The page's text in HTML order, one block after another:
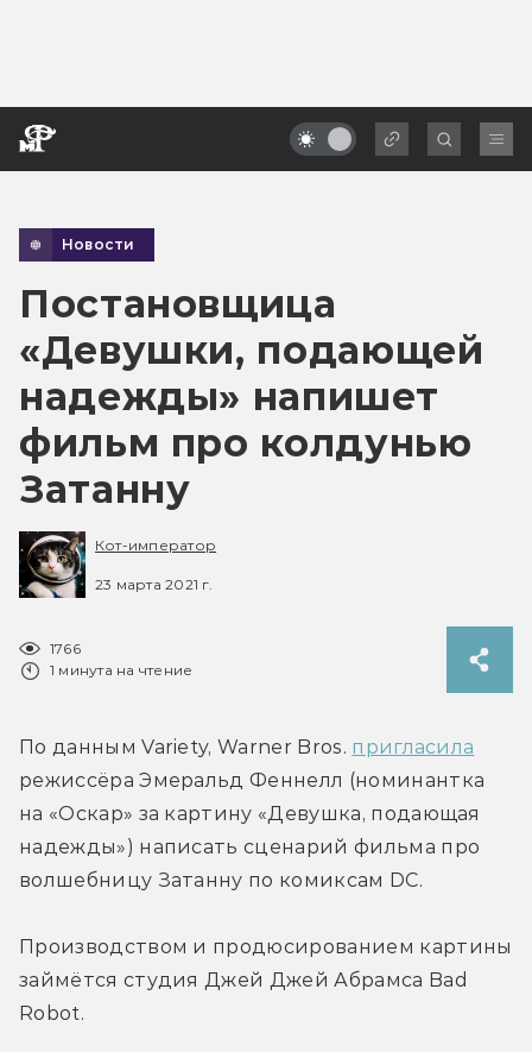
Новости
Постановщица
«Девушки, подающей
надежды» напишет
фильм про колдунью
Затанну
Кот-император
23 марта 2021 г.
1766
1 минута на чтение
По данным Variety, Warner Bros. пригласила
режиссёра Эмеральд Феннелл (номинантка
на «Оскар» за картину «Девушка, подающая
надежды») написать сценарий фильма про
волшебницу Затанну по комиксам DC.
Производством и продюсированием картины
займётся студия Джей Джей Абрамса Bad
Robot.